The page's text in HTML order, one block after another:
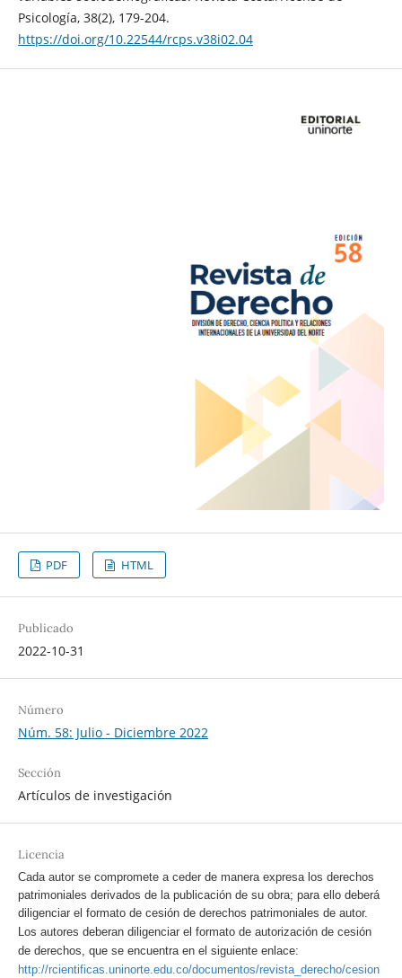
Psicología, 38(2), 179-204.
https://doi.org/10.22544/rcps.v38i02.04
PDF HTML
Publicado
2022-10-31
Número
Núm. 58: Julio - Diciembre 2022
Sección
Artículos de investigación
Licencia
Cada autor se compromete a ceder de manera expresa los derechos
patrimoniales derivados de la publicación de su obra; para ello deberá
diligenciar el formato de cesión de derechos patrimoniales de autor.
Los autores deberan diligenciar el formato de autorización de cesión
de derechos, que se encuentra en el siguiente enlace:
http://rcientificas.uninorte.edu.co/documentos/revista_derecho/cesion